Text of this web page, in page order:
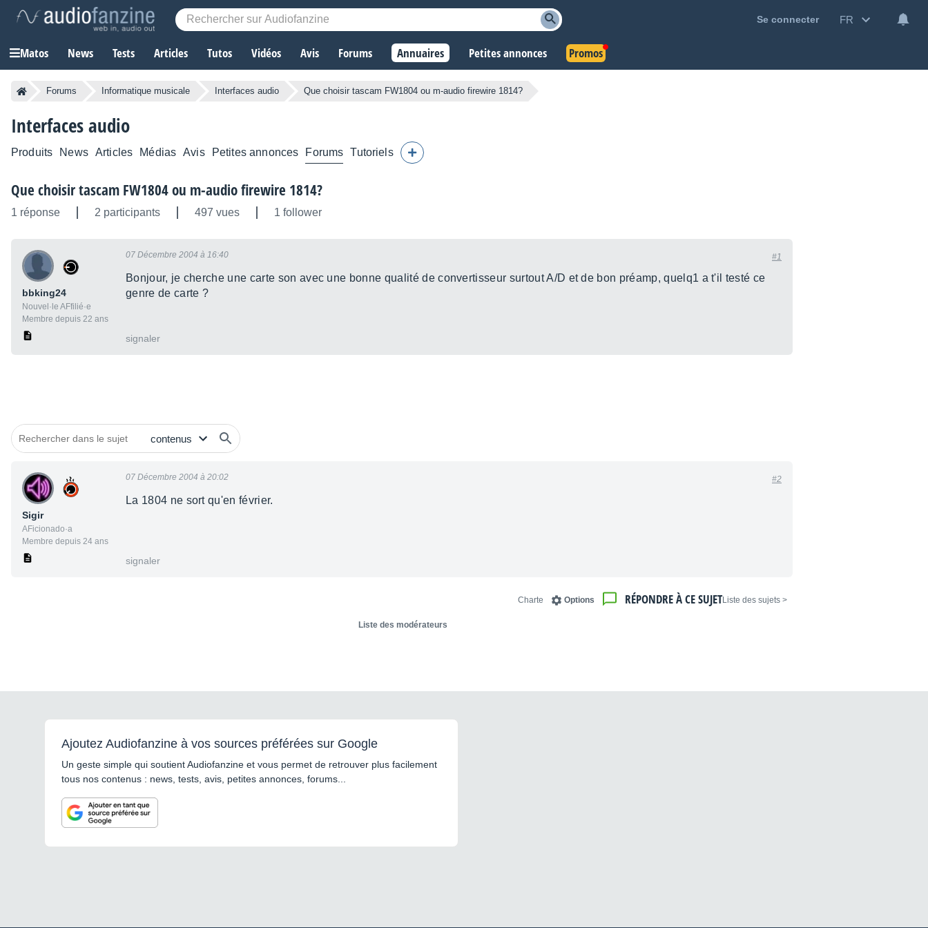
Se connecter FR
Matos News Tests Articles Tutos Vidéos Avis Forums Annuaires Petites annonces Promos
Forums Informatique musicale Interfaces audio Que choisir tascam FW1804 ou m-audio firewire 1814?
Interfaces audio
Produits News Articles Médias Avis Petites annonces Forums Tutoriels
Que choisir tascam FW1804 ou m-audio firewire 1814?
1 réponse 2 participants 497 vues 1 follower
bbking24
Nouvel·le AFfilié·e
Membre depuis 22 ans
07 Décembre 2004 à 16:40 #1
Bonjour, je cherche une carte son avec une bonne qualité de convertisseur surtout A/D et de bon préamp, quelq1 a t'il testé ce
genre de carte ?
signaler
Sigir
AFicionado·a
Membre depuis 24 ans
07 Décembre 2004 à 20:02 #2
La 1804 ne sort qu'en février.
signaler
< Liste des sujets
RÉPONDRE À CE SUJET
Options
Charte
Liste des modérateurs
Ajoutez Audiofanzine à vos sources préférées sur Google
Un geste simple qui soutient Audiofanzine et vous permet de retrouver plus facilement
tous nos contenus : news, tests, avis, petites annonces, forums...